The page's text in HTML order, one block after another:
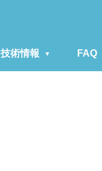
技術情報 FAQ